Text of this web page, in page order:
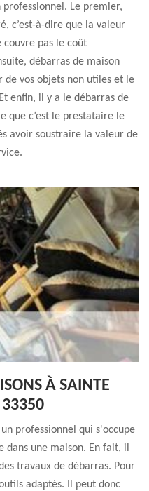
professionnel. Le premier,
c’est-à-dire que la valeur
couvre pas le coût
débarras de maison
de vos objets non utiles et le
enfin, il y a le débarras de
que c’est le prestataire le
avoir soustraire la valeur de
À SAINTE
33350
professionnel qui s'occupe
dans une maison. En fait, il
travaux de débarras. Pour
adaptés. Il peut donc